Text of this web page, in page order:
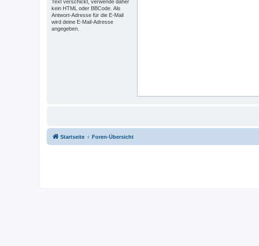
Text verschickt, verwende daher
kein HTML oder BBCode. Als
Antwort-Adresse für die E-Mail
wird deine E-Mail-Adresse
angegeben.
Startseite Foren-Übersicht